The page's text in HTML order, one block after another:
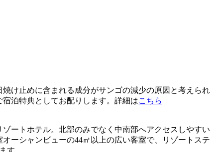
け止めに含まれる成分がサンゴの減少の原因と考えられ
泊特典としてお配りします。詳細はこちら
ートホテル。北部のみでなく中南部へアクセスしやすい
ーシャンビューの44㎡以上の広い客室で、リゾートステ
す。